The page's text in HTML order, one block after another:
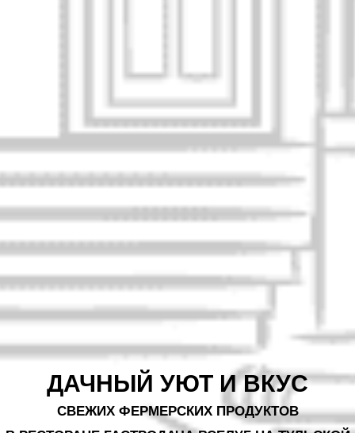
ДАЧНЫЙ УЮТ И ВКУС
СВЕЖИХ ФЕРМЕРСКИХ ПРОДУКТОВ